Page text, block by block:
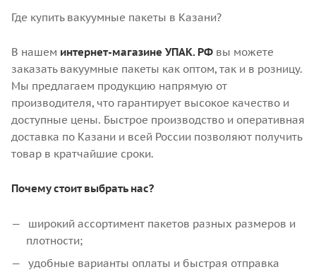
Где купить вакуумные пакеты в Казани?
В нашем интернет-магазине УПАК. РФ вы можете
заказать вакуумные пакеты как оптом, так и в розницу.
Мы предлагаем продукцию напрямую от
производителя, что гарантирует высокое качество и
доступные цены. Быстрое производство и оперативная
доставка по Казани и всей России позволяют получить
товар в кратчайшие сроки.
Почему стоит выбрать нас?
широкий ассортимент пакетов разных размеров и
плотности;
удобные варианты оплаты и быстрая отправка